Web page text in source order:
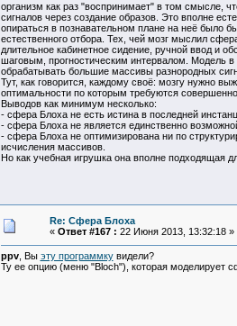
организм как раз "воспринимает" в том смысле,
сигналов через создание образов. Это вполне
опираться в познавательном плане на неё было
естественного отбора. Тех, чей мозг мыслил
длительное кабинетное сидение, ручной ввод и
шаговым, прогностическим интервалом. Модель
обрабатывать большие массивы разнородных
Тут, как говорится, каждому своё: мозгу нужно
оптимальности по которым требуются
Выводов как минимум несколько:
- сфера Блоха не есть истина в последней
- сфера Блоха не является единственно
- сфера Блоха не оптимизирована ни по
исчисления массивов.
Но как учебная игрушка она вполне подходящая
Re: Сфера Блоха
« Ответ #167 : 22 Июня 2013, 13:32:18 »
ppv, Вы эту программкувидели?
Ту ее опцию (меню "Bloch"), которая моделирует